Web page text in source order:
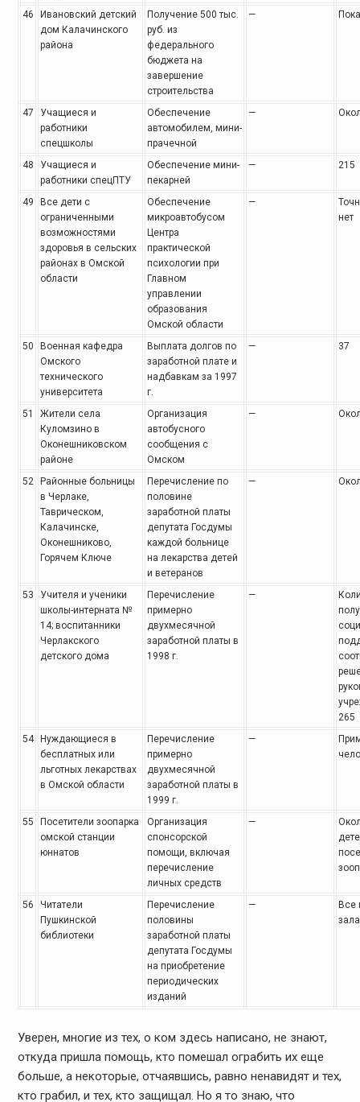
46
Ивановский детский
дом Калачинского
района
Получение 500 тыс.
руб. из
федерального
бюджета на
завершение
строительства
—
47
Учащиеся и
работники
спецшколы
Обеспечение
автомобилем, мини-
прачечной
—
48
Учащиеся и
работники спецПТУ
Обеспечение мини-
пекарней
— 215
49
Все дети с
ограниченными
возможностями
здоровья в сельских
районах в Омской
области
Обеспечение
микроавтобусом
Центра
практической
психологии при
Главном
управлении
образования
Омской области
—
нет
50
Военная кафедра
Омского
технического
университета
Выплата долгов по
заработной плате и
надбавкам за 1997
г.
— 37
51
Жители села
Куломзино в
Оконешниковском
районе
Организация
автобусного
сообщения с
Омском
—
52
Районные больницы
в Черлаке,
Таврическом,
Калачинске,
Оконешниково,
Горячем Ключе
Перечисление по
половине
заработной платы
депутата Госдумы
каждой больнице
на лекарства детей
и ветеранов
—
53
Учителя и ученики
школы-интерната №
14; воспитанники
Черлакского
детского дома
Перечисление
примерно
двухмесячной
заработной платы в
1998 г.
—
265
54
Нуждающиеся в
бесплатных или
льготных лекарствах
в Омской области
Перечисление
примерно
двухмесячной
заработной платы в
1999 г.
—
55
Посетители зоопарка
омской станции
юннатов
Организация
спонсорской
помощи, включая
перечисление
личных средств
—
56
Читатели
Пушкинской
библиотеки
Перечисление
половины
заработной платы
депутата Госдумы
на приобретение
периодических
изданий
—
Все
Уверен, многие из тех, о ком здесь написано, не знают,
откуда пришла помощь, кто помешал ограбить их еще
больше, а некоторые, отчаявшись, равно ненавидят и тех,
кто грабил, и тех, кто защищал. Но я то знаю, что